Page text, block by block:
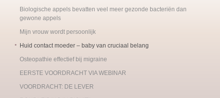
Biologische appels bevatten veel meer gezonde bacteriën dan
gewone appels
Mijn vrouw wordt persoonlijk
Huid contact moeder – baby van cruciaal belang
Osteopathie effectief bij migraine
EERSTE VOORDRACHT VIA WEBINAR
VOORDRACHT: DE LEVER